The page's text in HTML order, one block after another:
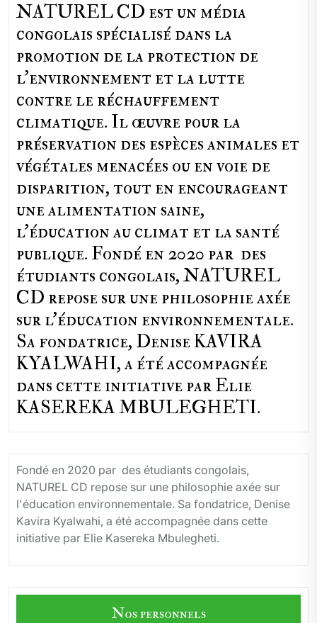
NATUREL CD est un média
congolais spécialisé dans la
promotion de la protection de
l’environnement et la lutte
contre le réchauffement
climatique. Il œuvre pour la
préservation des espèces animales et
végétales menacées ou en voie de
disparition, tout en encourageant
une alimentation saine,
l'éducation au climat et la santé
publique. Fondé en 2020 par des
étudiants congolais, NATUREL
CD repose sur une philosophie axée
sur l'éducation environnementale.
Sa fondatrice, Denise KAVIRA
KYALWAHI, a été accompagnée
dans cette initiative par Elie
KASEREKA MBULEGHETI.
Fondé en 2020 par des étudiants congolais,
NATUREL CD repose sur une philosophie axée sur
l'éducation environnementale. Sa fondatrice, Denise
Kavira Kyalwahi, a été accompagnée dans cette
initiative par Elie Kasereka Mbulegheti.
Nos personnels